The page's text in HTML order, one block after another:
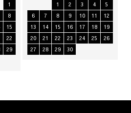
1
8
15
22
29
1
2 3 4
5
6
7 8 9 10 11
12
13
14 15 16 17 18
19
20
21 22 23 24 25
26
27
28 29 30